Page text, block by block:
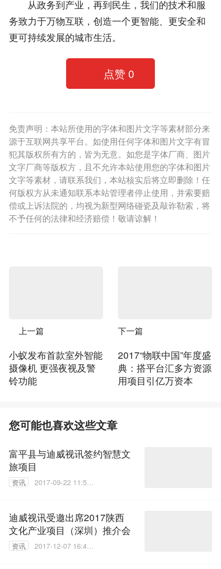
从政务到产业，再到民生，我们的技术和服
务致力于万物互联，创造一个更智能、更安全和
更可持续发展的城市生活。
点赞 0
免责声明：本站所使用的字体和图片文字等素材部分来
源于互联网共享平台。如使用任何字体和图片文字有冒
犯其版权所有方的，皆为无意。如您是字体厂商、图片
文字厂商等版权方，且不允许本站使用您的字体和图片
文字等素材，请联系我们，本站核实后将立即删除！任
何版权方从未通知联系本站管理者停止使用，并索要赔
偿或上诉法院的，均视为新型网络碰瓷及敲诈勒索，将
不予任何的法律和经济赔偿！敬请谅解！
上一篇
小蚁发布首款室外智能
摄像机 更强夜视及警
铃功能
下一篇
2017“物联中国”年度盛
典：搭平台汇多方资源
用项目引亿万资本
您可能也喜欢这些文章
富平县与迪威视讯签约智慧文
旅项目
资讯
2017-09-22 11:53:
迪威视讯受邀出席2017陕西
文化产业项目（深圳）推介会
资讯
2017-12-07 16:41: